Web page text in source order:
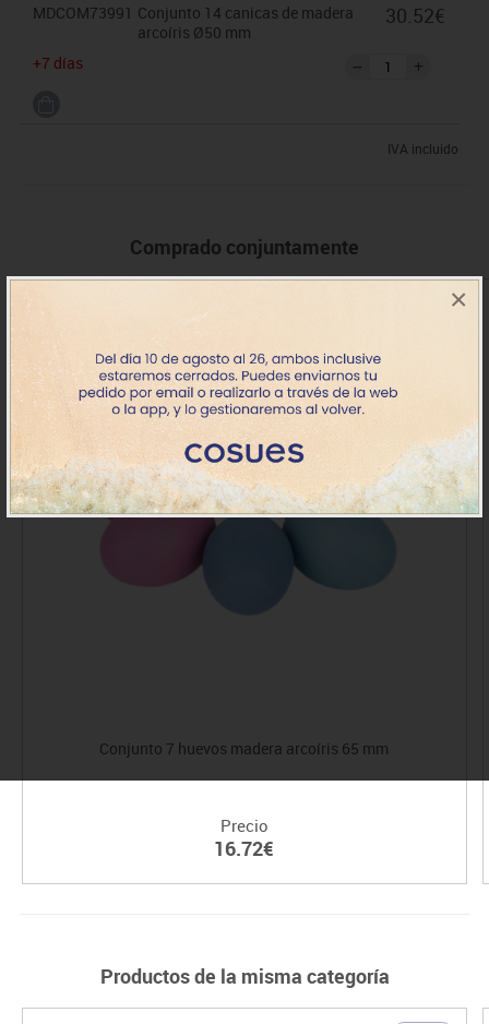
×
La naturaleza abierta del juego heurístico alienta a los niños a
explorar e investigar a su manera, aplicando sus propias ideas
creativas y construyendo sobre sus propias experiencias.
MDCOM73991 Conjunto 14 canicas de madera
arcoíris Ø50 mm
+7 días
30.52€
IVA incluido
Comprado conjuntamente
Conjunto 7 huevos madera arcoíris 65 mm
Precio
16.72€
Productos de la misma categoría